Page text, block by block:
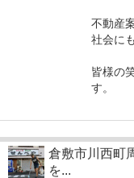
不動産
社会に
皆様の
す。
倉敷市川西町
を...